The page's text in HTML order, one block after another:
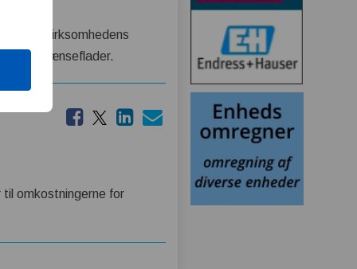
nu virksomhedens
og grænseflader.
omkostningerne for